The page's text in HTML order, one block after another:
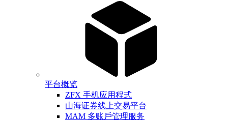
平台概览
ZFX 手机应用程式
山海证券线上交易平台
MAM 多账戶管理服务